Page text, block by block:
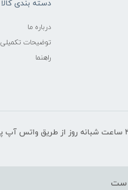
دسته بندی
درباره ما
توضیحات تکمیلی
راهنما
7روز هفته ، ۲۴ ساعت شبانه‌ روز از طریق
ست